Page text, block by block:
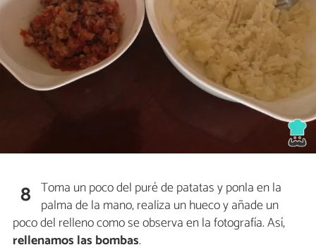
8 Toma un poco del puré de patatas y ponla en la
palma de la mano, realiza un hueco y añade un
poco del relleno como se observa en la fotografía. Así,
rellenamos las bombas.